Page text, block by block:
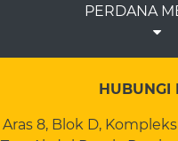
PERDANA
HUBUNGI
Aras 8, Blok D,